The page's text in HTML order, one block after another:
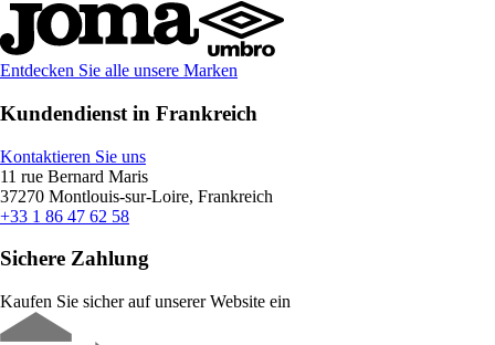
Entdecken Sie alle unsere Marken
Kundendienst in Frankreich
Kontaktieren Sie uns
11 rue Bernard Maris
37270 Montlouis-sur-Loire, Frankreich
+33 1 86 47 62 58
Sichere Zahlung
Kaufen Sie sicher auf unserer Website ein